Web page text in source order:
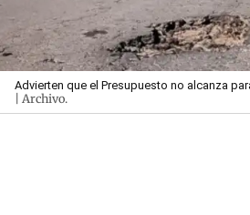
Advierten que el Presupuesto no alcanza
| Archivo.